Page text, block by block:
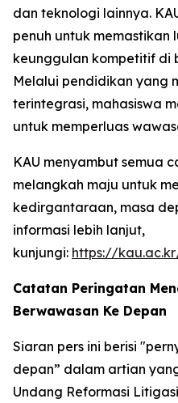
dan teknologi lainnya.
penuh untuk memastikan
keunggulan kompetitif di
Melalui pendidikan yang
terintegrasi, mahasiswa
untuk memperluas
KAU menyambut semua
melangkah maju untuk
kedirgantaraan, masa
informasi lebih lanjut,
kunjungi: https://
Catatan Peringatan
Berwawasan Ke Depan
Siaran pers ini berisi
depan” dalam artian
Undang Reformasi